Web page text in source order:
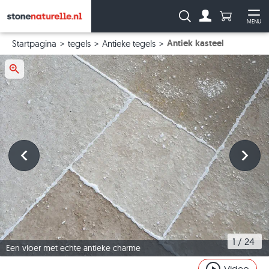
MENU
Zoeken: Aantal
Startpagina tegels Antieke tegels Antiek kasteel
Een vloer met echte antieke charme
1 / 24